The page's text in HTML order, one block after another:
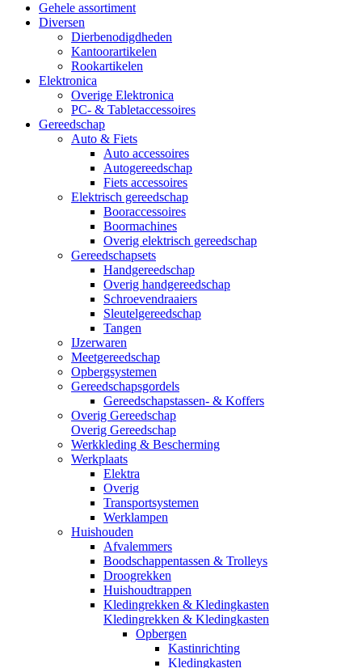
Gehele assortiment
Diversen
Dierbenodigdheden
Kantoorartikelen
Rookartikelen
Elektronica
Overige Elektronica
PC- & Tabletaccessoires
Gereedschap
Auto & Fiets
Auto accessoires
Autogereedschap
Fiets accessoires
Elektrisch gereedschap
Booraccessoires
Boormachines
Overig elektrisch gereedschap
Gereedschapsets
Handgereedschap
Overig handgereedschap
Schroevendraaiers
Sleutelgereedschap
Tangen
IJzerwaren
Meetgereedschap
Opbergsystemen
Gereedschapsgordels
Gereedschapstassen- & Koffers
Overig Gereedschap
Overig Gereedschap
Werkkleding & Bescherming
Werkplaats
Elektra
Overig
Transportsystemen
Werklampen
Huishouden
Afvalemmers
Boodschappentassen & Trolleys
Droogrekken
Huishoudtrappen
Kledingrekken & Kledingkasten
Kledingrekken & Kledingkasten
Opbergen
Kastinrichting
Kledingkasten